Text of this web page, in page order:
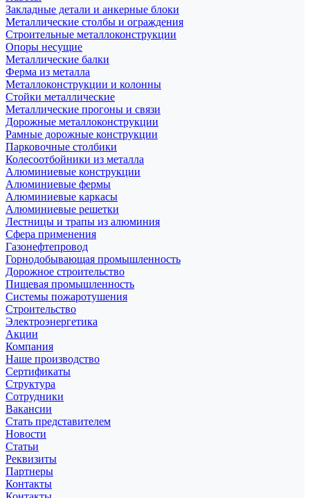
Закладные детали и анкерные блоки
Металлические столбы и ограждения
Строительные металлоконструкции
Опоры несущие
Металлические балки
Ферма из металла
Металлоконструкции и колонны
Стойки металлические
Металлические прогоны и связи
Дорожные металлоконструкции
Рамные дорожные конструкции
Парковочные столбики
Колесоотбойники из металла
Алюминиевые конструкции
Алюминиевые фермы
Алюминиевые каркасы
Алюминиевые решетки
Лестницы и трапы из алюминия
Сфера применения
Газонефтепровод
Горнодобывающая промышленность
Дорожное строительство
Пищевая промышленность
Системы пожаротушения
Строительство
Электроэнергетика
Акции
Компания
Наше производство
Сертификаты
Структура
Сотрудники
Вакансии
Стать представителем
Новости
Статьи
Реквизиты
Партнеры
Контакты